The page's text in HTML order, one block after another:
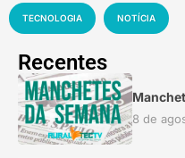
TECNOLOGIA NOTÍCIA
Recentes
8 de